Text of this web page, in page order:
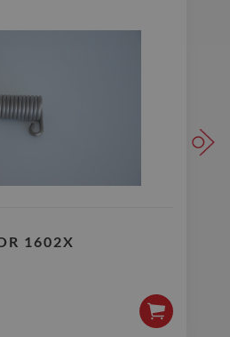
1602X